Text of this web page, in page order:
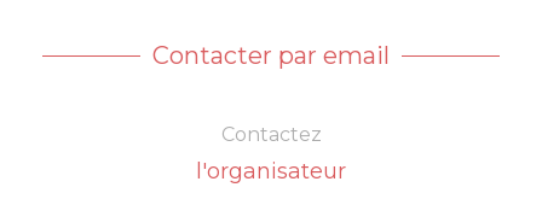
Contacter par email
Contactez
l'organisateur